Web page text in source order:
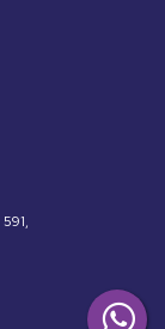
591,